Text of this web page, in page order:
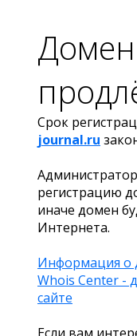
Срок
journal.ru
регистрацию
иначе домен
Интернета.
Информация о
Whois Center -
сайте